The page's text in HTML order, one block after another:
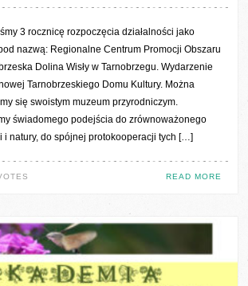
3 rocznicę rozpoczęcia działalności jako
nazwą: Regionalne Centrum Promocji Obszaru
Dolina Wisły w Tarnobrzegu. Wydarzenie
Tarnobrzeskiego Domu Kultury. Można
się swoistym muzeum przyrodniczym.
świadomego podejścia do zrównoważonego
i natury, do spójnej protokooperacji tych […]
READ MORE